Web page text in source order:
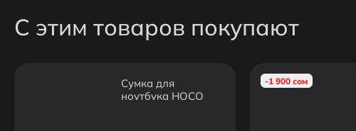
С этим товаров покупают
Сумка для
ноутбука HOCO
-1 900 сом